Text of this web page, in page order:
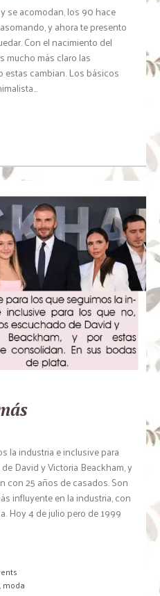
se acomodan, los 90 hace
y ahora te presento
Con el nacimiento del
mucho más claro las
estas cambian. Los básicos
la industria e inclusive para
David y Victoria Beackham, y
con 25 años de casados. Son
influyente en la industria, con
Hoy 4 de julio pero de 1999
,moda